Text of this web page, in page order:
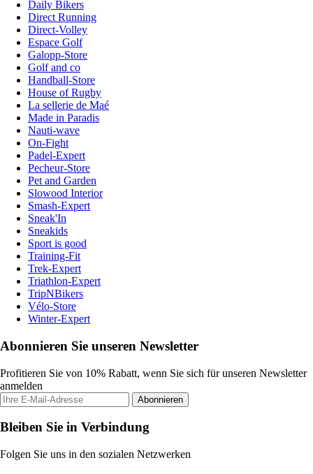
Daily Bikers
Direct Running
Direct-Volley
Espace Golf
Galopp-Store
Golf and co
Handball-Store
House of Rugby
La sellerie de Maé
Made in Paradis
Nauti-wave
On-Fight
Padel-Expert
Pecheur-Store
Pet and Garden
Slowood Interior
Smash-Expert
Sneak'In
Sneakids
Sport is good
Training-Fit
Trek-Expert
Triathlon-Expert
TripNBikers
Vélo-Store
Winter-Expert
Abonnieren Sie unseren Newsletter
Profitieren Sie von 10% Rabatt, wenn Sie sich für unseren Newsletter
anmelden
Abonnieren
Bleiben Sie in Verbindung
Folgen Sie uns in den sozialen Netzwerken